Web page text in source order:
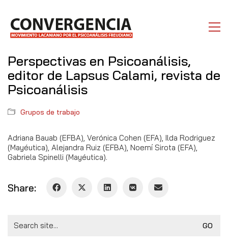
Perspectivas en Psicoanálisis,
editor de Lapsus Calami, revista de
Psicoanálisis
Grupos de trabajo
Adriana Bauab (EFBA), Verónica Cohen (EFA), Ilda Rodriguez
(Mayéutica), Alejandra Ruiz (EFBA), Noemí Sirota (EFA),
Gabriela Spinelli (Mayéutica).
Share:
for: